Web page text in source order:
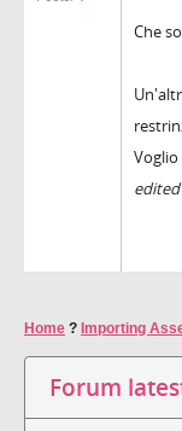
Che
Home ? Importing
Forum